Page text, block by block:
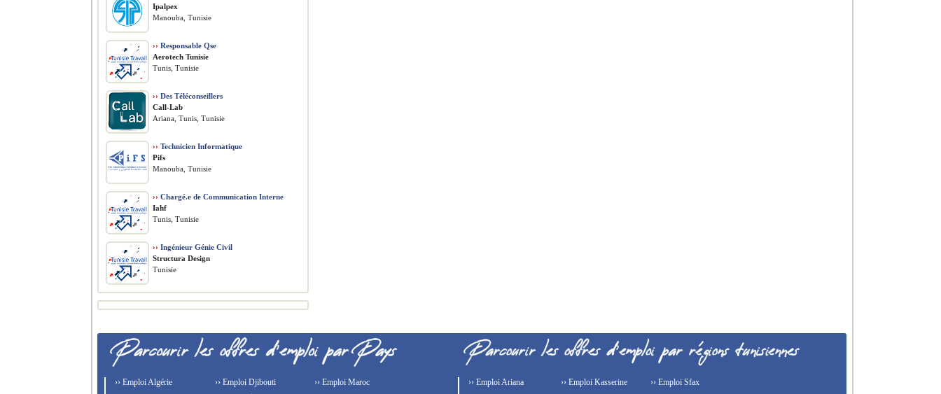
Ipalpex
Manouba, Tunisie
›› Responsable Qse
Aerotech Tunisie
Tunis, Tunisie
›› Des Téléconseillers
Call-Lab
Ariana, Tunis, Tunisie
›› Technicien Informatique
Pifs
Manouba, Tunisie
›› Chargé.e de Communication Interne
Iahf
Tunis, Tunisie
›› Ingénieur Génie Civil
Structura Design
Tunisie
›› Emploi Algérie
›› Emploi Djibouti
›› Emploi Maroc
›› Emploi Ariana
›› Emploi Kasserine
›› Emploi Sfax